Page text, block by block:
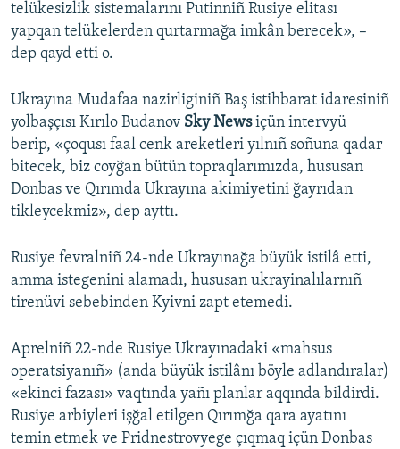
telükesizlik sistemalarını Putinniñ Rusiye elitası
yapqan telükelerden qurtarmağa imkân berecek», –
dep qayd etti o.
Ukrayına Mudafaa nazirliginiñ Baş istihbarat idaresiniñ
yolbaşçısı Kırılo Budanov Sky Newsiçün intervyü
berip, «çoqusı faal cenk areketleri yılnıñ soñuna qadar
bitecek, biz coyğan bütün topraqlarımızda, hususan
Donbas ve Qırımda Ukrayına akimiyetini ğayrıdan
tikleycekmiz», dep ayttı.
Rusiye fevralniñ 24-nde Ukrayınağa büyük istilâ etti,
amma istegenini alamadı, hususan ukrayinalılarnıñ
tirenüvi sebebinden Kyivni zapt etemedi.
Aprelniñ 22-nde Rusiye Ukrayınadaki «mahsus
operatsiyanıñ» (anda büyük istilânı böyle adlandıralar)
«ekinci fazası» vaqtında yañı planlar aqqında bildirdi.
Rusiye arbiyleri işğal etilgen Qırımğa qara ayatını
temin etmek ve Pridnestrovyege çıqmaq içün Donbas